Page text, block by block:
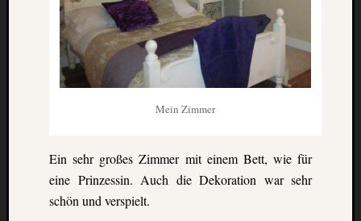
Mein Zimmer
Ein sehr großes Zimmer mit einem Bett, wie für
eine Prinzessin. Auch die Dekoration war sehr
schön und verspielt.